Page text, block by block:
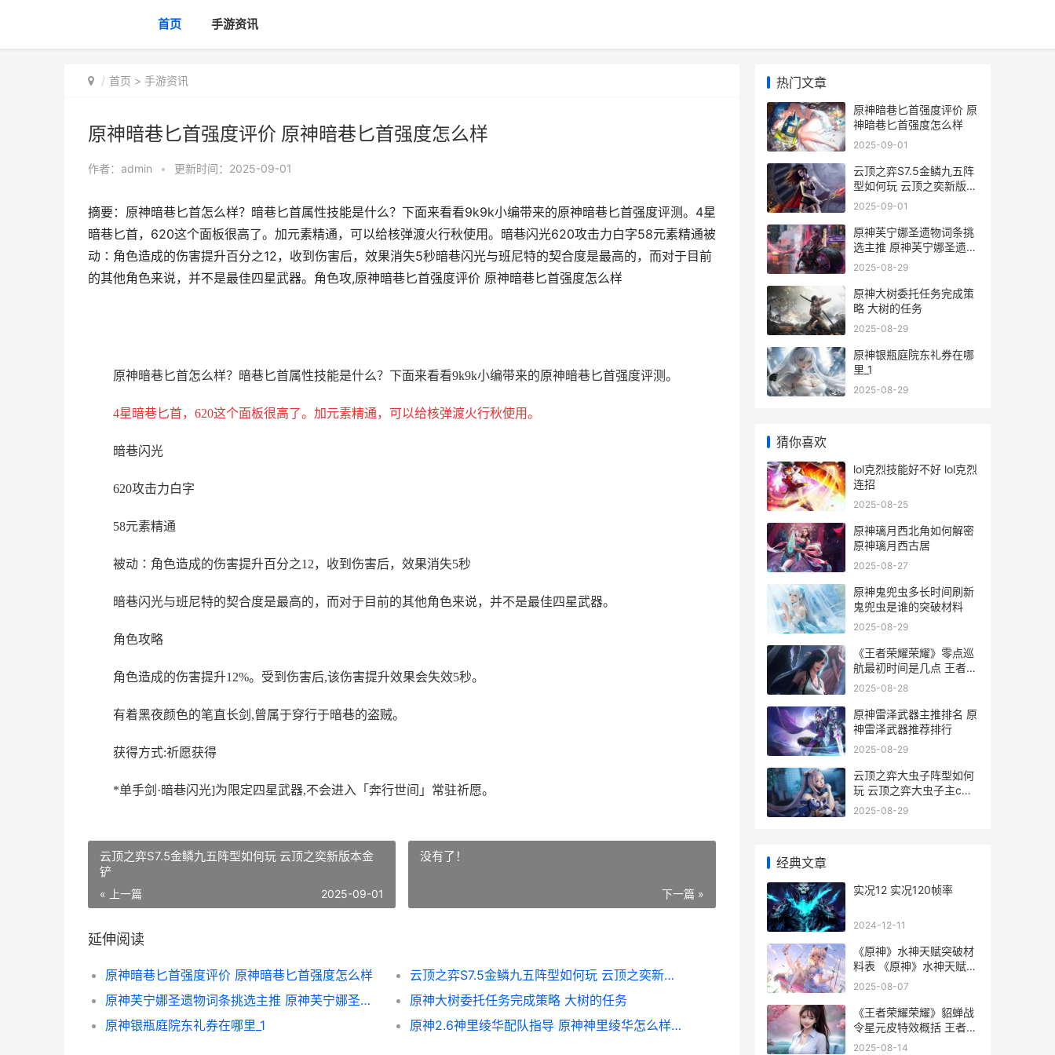
首页 手游资讯
首页 > 手游资讯
原神暗巷匕首强度评价 原神暗巷匕首强度怎么样
作者： admin • 更新时间：2025-09-01
摘要：原神暗巷匕首怎么样？暗巷匕首属性技能是什么？下面来看看9k9k小编带来的原神暗巷匕首强度评测。4星
暗巷匕首，620这个面板很高了。加元素精通，可以给核弹渡火行秋使用。暗巷闪光620攻击力白字58元素精通被
动∶角色造成的伤害提升百分之12，收到伤害后，效果消失5秒暗巷闪光与班尼特的契合度是最高的，而对于目前
的其他角色来说，并不是最佳四星武器。角色攻,原神暗巷匕首强度评价 原神暗巷匕首强度怎么样
原神暗巷匕首怎么样？暗巷匕首属性技能是什么？下面来看看9k9k小编带来的原神暗巷匕首强度评测。
4星暗巷匕首，620这个面板很高了。加元素精通，可以给核弹渡火行秋使用。
暗巷闪光
620攻击力白字
58元素精通
被动∶角色造成的伤害提升百分之12，收到伤害后，效果消失5秒
暗巷闪光与班尼特的契合度是最高的，而对于目前的其他角色来说，并不是最佳四星武器。
角色攻略
角色造成的伤害提升12%。受到伤害后,该伤害提升效果会失效5秒。
有着黑夜颜色的笔直长剑,曾属于穿行于暗巷的盗贼。
获得方式:祈愿获得
*单手剑·暗巷闪光]为限定四星武器,不会进入「奔行世间」常驻祈愿。
云顶之弈S7.5金鳞九五阵型如何玩 云顶之奕新版本金
铲
« 上一篇 2025-09-01
没有了！
下一篇 »
延伸阅读
原神暗巷匕首强度评价 原神暗巷匕首强度怎么样
云顶之弈S7.5金鳞九五阵型如何玩 云顶之奕新版本金铲
原神芙宁娜圣遗物词条挑选主推 原神芙宁娜圣遗物推荐
原神大树委托任务完成策略 大树的任务
原神银瓶庭院东礼券在哪里_1
原神2.6神里绫华配队指导 原神神里绫华怎么样神里绫华定位与强度分析评测
热门文章
原神暗巷匕首强度评价 原
神暗巷匕首强度怎么样
2025-09-01
云顶之弈S7.5金鳞九五阵
型如何玩 云顶之奕新版本
金铲
2025-09-01
原神芙宁娜圣遗物词条挑
选主推 原神芙宁娜圣遗物
推荐
2025-08-29
原神大树委托任务完成策
略 大树的任务
2025-08-29
原神银瓶庭院东礼券在哪
里_1
2025-08-29
猜你喜欢
lol克烈技能好不好 lol克烈
连招
2025-08-25
原神璃月西北角如何解密
原神璃月西古居
2025-08-27
原神鬼兜虫多长时间刷新
鬼兜虫是谁的突破材料
2025-08-29
《王者荣耀荣耀》零点巡
航最初时间是几点 王者荣
耀荣耀之章命运篇免费观
2025-08-28
原神雷泽武器主推排名 原
神雷泽武器推荐排行
2025-08-29
云顶之弈大虫子阵型如何
玩 云顶之弈大虫子主c阵
容装备
2025-08-29
经典文章
实况12 实况120帧率
2024-12-11
《原神》水神天赋突破材
料表 《原神》水神天赋怎
么点
2025-08-07
《王者荣耀荣耀》貂蝉战
令星元皮特效概括 王者荣
耀荣耀称号哪个含金量最
2025-08-14